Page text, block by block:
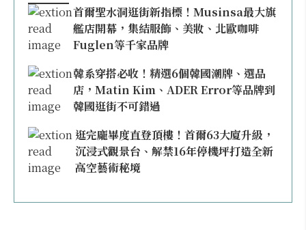
首爾聖水洞逛街新指標！Musinsa最大旗
艦店開幕，集結服飾、美妝、北歐咖啡
Fuglen等千家品牌
韓系穿搭必收！精選6個韓國潮牌、選品
店，Matin Kim、ADER Error等品牌到
韓國逛街不可錯過
逛完龐畢度直登頂樓！首爾63大廈升級，
沉浸式觀景台、解禁16年停機坪打造全新
高空藝術秘境